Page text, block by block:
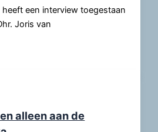
een interview toegestaan
Joris van
alleen aan de